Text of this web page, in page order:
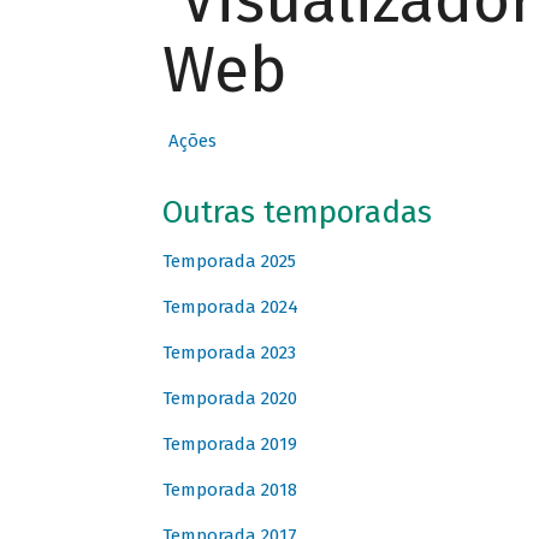
Web
Ações
Outras temporadas
Temporada 2025
Temporada 2024
Temporada 2023
Temporada 2020
Temporada 2019
Temporada 2018